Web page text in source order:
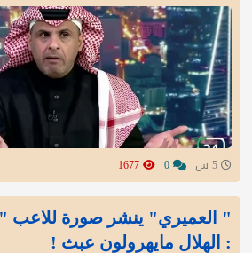
" العميري" ينشر صورة للاعب
: الهلال مايهرولون عبث !